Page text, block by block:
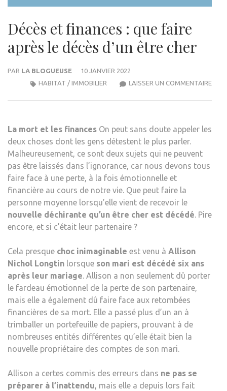
Décès et finances : que faire
après le décès d’un être cher
PAR LA BLOGUEUSE
10 JANVIER 2022
LAISSER UN COMMENTAIRE
CHER
HABITAT / IMMOBILIER
La mort et les finances On peut sans doute appeler les
deux choses dont les gens détestent le plus parler.
Malheureusement, ce sont deux sujets qui ne peuvent
pas être laissés dans l’ignorance, car nous devons tous
faire face à une perte, à la fois émotionnelle et
financière au cours de notre vie. Que peut faire la
personne moyenne lorsqu’elle vient de recevoir le
nouvelle déchirante qu’un être cher est décédé. Pire
encore, et si c’était leur partenaire ?
Cela presque choc inimaginable est venu à Allison
Nichol Longtin lorsque son mari est décédé six ans
après leur mariage. Allison a non seulement dû porter
le fardeau émotionnel de la perte de son partenaire,
mais elle a également dû faire face aux retombées
financières de sa mort. Elle a passé plus d’un an à
trimballer un portefeuille de papiers, prouvant à de
nombreuses entités différentes qu’elle était bien la
nouvelle propriétaire des comptes de son mari.
Allison a certes commis des erreurs dans ne pas se
préparer à l’inattendu, mais elle a depuis lors fait